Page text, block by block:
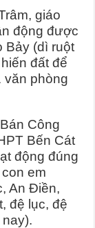
giáo
động được
Bảy (dì ruột
đất để
văn phòng
Công
Bến Cát
động đúng
em
An Điền,
đệ lục, đệ